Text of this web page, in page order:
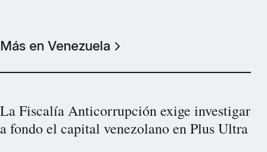
Más en Venezuela
La Fiscalía Anticorrupción exige investigar
a fondo el capital venezolano en Plus Ultra